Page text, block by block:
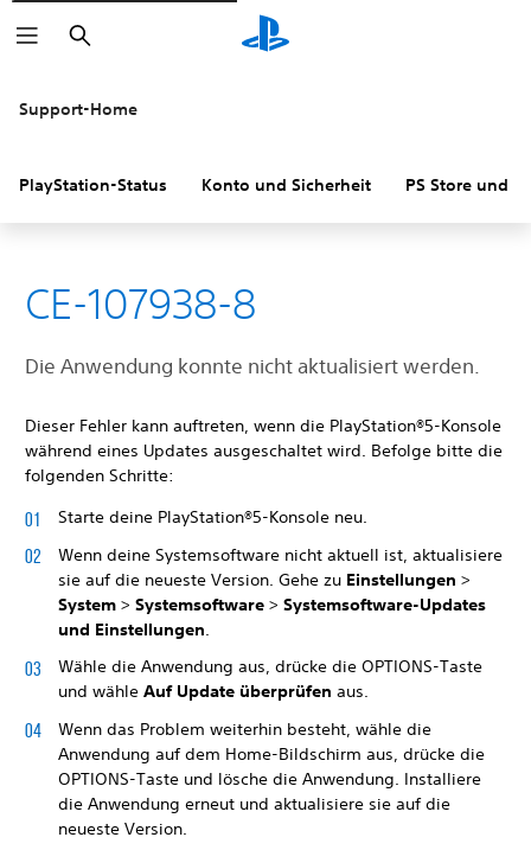
Suchen
Support-Home
PlayStation-Status Konto und Sicherheit PS Store und
CE-107938-8
Die Anwendung konnte nicht aktualisiert werden.
Dieser Fehler kann auftreten, wenn die PlayStation®5-Konsole
während eines Updates ausgeschaltet wird. Befolge bitte die
folgenden Schritte:
Starte deine PlayStation®5-Konsole neu.
Wenn deine Systemsoftware nicht aktuell ist, aktualisiere
sie auf die neueste Version. Gehe zu Einstellungen >
System > Systemsoftware > Systemsoftware-Updates
und Einstellungen
Wähle die Anwendung aus, drücke die OPTIONS-Taste
und wähle Auf Update überprüfen aus.
Wenn das Problem weiterhin besteht, wähle die
Anwendung auf dem Home-Bildschirm aus, drücke die
OPTIONS-Taste und lösche die Anwendung. Installiere
die Anwendung erneut und aktualisiere sie auf die
neueste Version.